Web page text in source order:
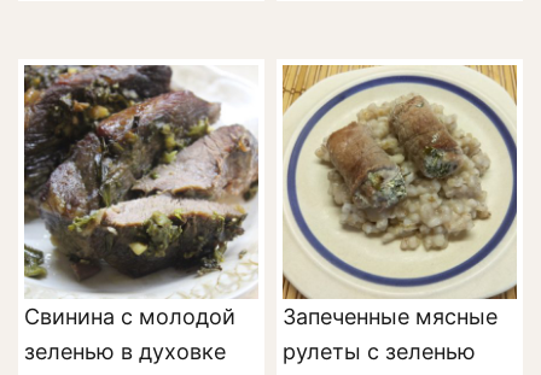
Свинина с молодой
зеленью в духовке
Запеченные мясные
рулеты с зеленью